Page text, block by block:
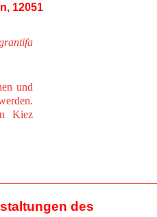
und
Kiez
12051
des